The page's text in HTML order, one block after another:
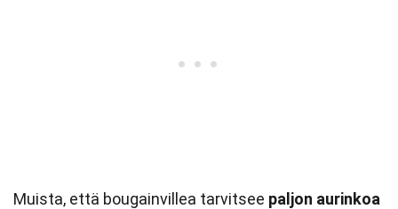
Muista, että bougainvillea tarvitsee paljon aurinkoa